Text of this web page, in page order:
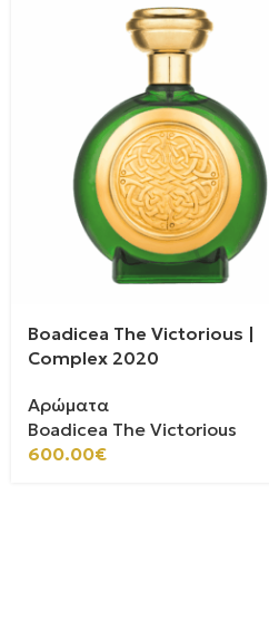
Boadicea The Victorious |
Complex 2020
Αρώματα
Boadicea The Victorious
600.00€